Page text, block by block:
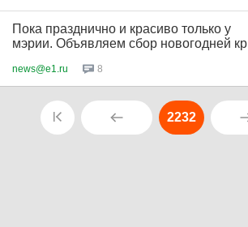
Пока празднично и красиво только у
мэрии. Объявляем сбор новогодней кр
news@e1.ru 8
2232